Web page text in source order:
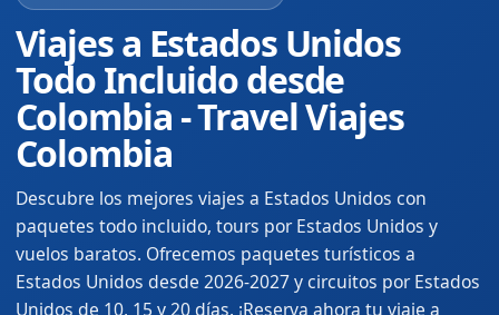
Viajes a Estados Unidos
Todo Incluido desde
Colombia - Travel Viajes
Colombia
Descubre los mejores viajes a Estados Unidos con
paquetes todo incluido, tours por Estados Unidos y
vuelos baratos. Ofrecemos paquetes turísticos a
Estados Unidos desde 2026-2027 y circuitos por Estados
Unidos de 10, 15 y 20 días. ¡Reserva ahora tu viaje a